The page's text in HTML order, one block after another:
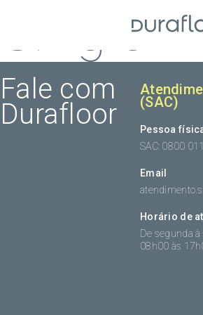
Single
Fale com
Durafloor (SAC)
Pessoa
SAC: 0800
Email
Horário de
De segunda
08h00 às